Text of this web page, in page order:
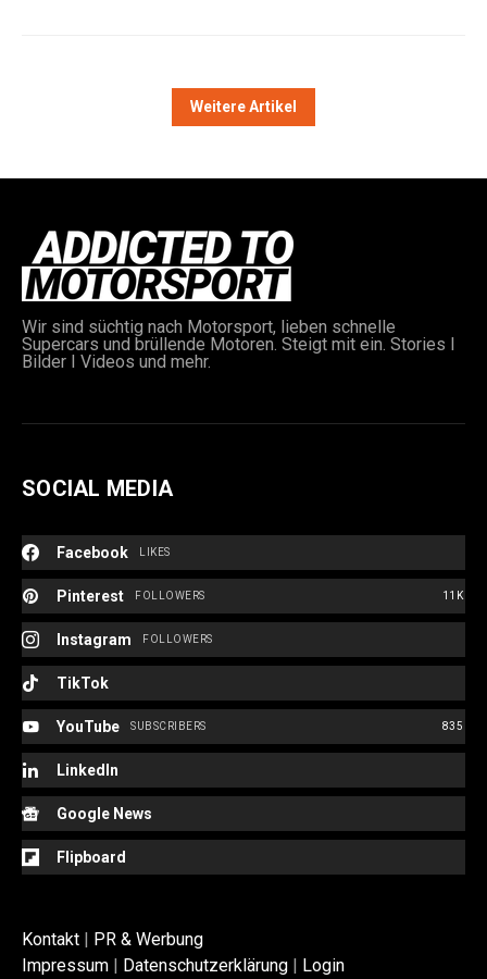
Weitere Artikel
Wir sind süchtig nach Motorsport, lieben schnelle
Supercars und brüllende Motoren. Steigt mit ein. Stories I
Bilder I Videos und mehr.
SOCIAL MEDIA
Facebook LIKES
Pinterest 11K
FOLLOWERS
Instagram FOLLOWERS
TikTok
YouTube 835
SUBSCRIBERS
LinkedIn
Google News
Flipboard
Kontakt | PR & Werbung
Impressum | Datenschutzerklärung | Login